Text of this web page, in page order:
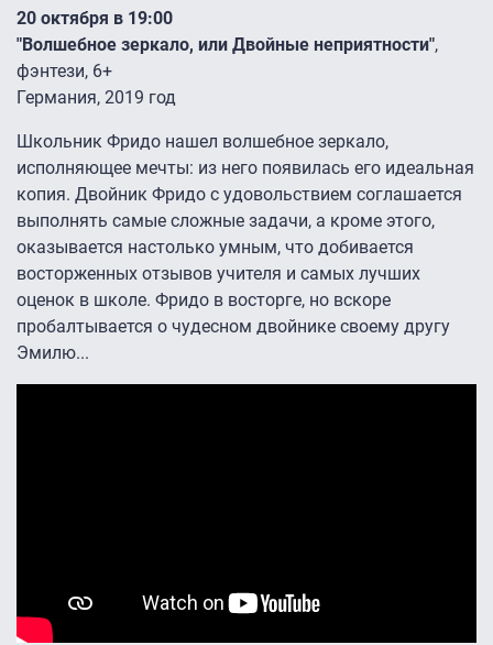
20 октября в 19:00
"Волшебное зеркало, или Двойные неприятности",
фэнтези, 6+
Германия, 2019 год
Школьник Фридо нашел волшебное зеркало,
исполняющее мечты: из него появилась его идеальная
копия. Двойник Фридо с удовольствием соглашается
выполнять самые сложные задачи, а кроме этого,
оказывается настолько умным, что добивается
восторженных отзывов учителя и самых лучших
оценок в школе. Фридо в восторге, но вскоре
пробалтывается о чудесном двойнике своему другу
Эмилю...